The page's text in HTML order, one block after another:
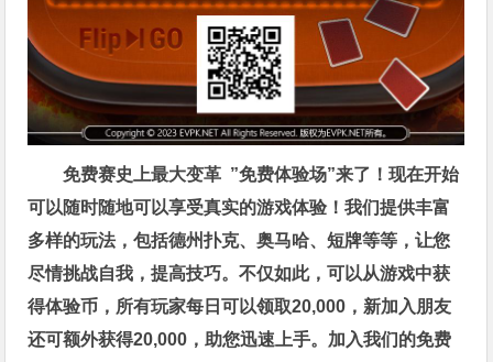
免费赛史上最大变革 ”免费体验场”来了！现在开始
可以随时随地可以享受真实的游戏体验！我们提供丰富
多样的玩法，包括德州扑克、奥马哈、短牌等等，让您
尽情挑战自我，提高技巧。不仅如此，可以从游戏中获
得体验币，所有玩家每日可以领取20,000，新加入朋友
还可额外获得20,000，助您迅速上手。 加入我们的免费